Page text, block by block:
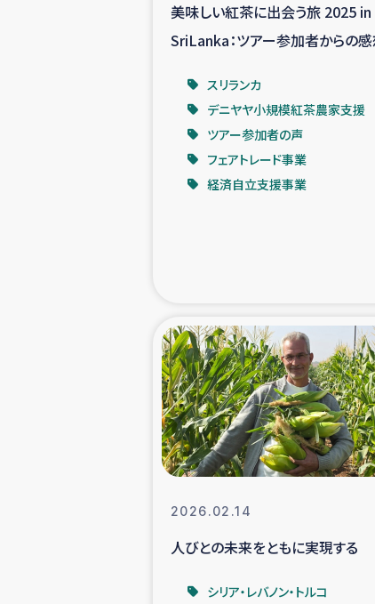
ガザ地区
ふりかけ普及と
コー
ベイルート
アグロフォ
美味しい紅茶に出会う旅 2025 in
SriLanka：ツアー参加者からの
スリランカ
デニヤヤ小規模紅茶農家支援
ツアー参加者の声
フェアトレード事業
経済自立支援事業
2026.02.14
人びとの未来をともに実現する
シリア・レバノン・トルコ